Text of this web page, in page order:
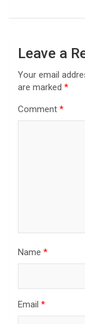
Leave a
Your email
are marked *
Comment *
Name *
Email *